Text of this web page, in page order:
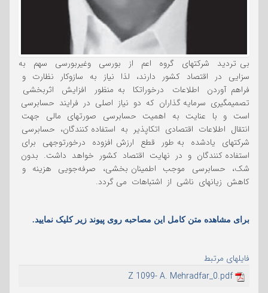
بی تردید شرکتهای گروه اعم از بورسی وغیربورسی سهم به
سزایی در اقتصاد کشور دارند، لذا نیاز به سازوکار نظارت و
فراهم آوردن اطلاعات درخوراتکا به منظور افزایش اثربخشی
تصمیمگیری سرمایه گذاران که دو نیاز اصلی در فرایند حسابرسی
است و با عنایت به اهمیت حسابرسی صورتهای مالی جهت
انتقال اطلاعات اقتصادی اتکاپذیر به استفاده کنندگان، حسابرسی
شرکتهای یادشده به طور قطع ارزش افزوده درخورتوجهی برای
استفاده کنندگان و در نهایت اقتصاد کشور خواهد داشت. بدون
شک، حسابرسی موجب اطمینان بخشی، صرفه‌جویی هزینه و
کاهش زیانهای ناشی از اشتباهات می گردد.
برای مشاهده متن کامل این مصاحبه روی پیوند زیر کلیک نمایید.
فایلهای مرتبط
Z 1099- A. Mehradfar_0.pdf